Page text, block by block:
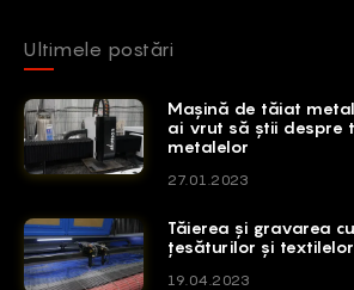
Ultimele postări
Mașină de tăiat
ai vrut să știi despre
metalelor
27.01.2023
Tăierea și gravarea
țesăturilor și textilelor
19.04.2023